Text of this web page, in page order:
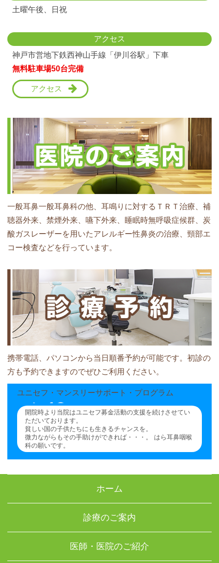
土曜午後、日祝
アクセス
神戸市営地下鉄西神山手線「伊川谷駅」下車
無料駐車場50台完備
アクセス
一般耳鼻一般耳鼻科の他、耳鳴りに対するＴＲＴ治療、補
聴器外来、禁煙外来、嚥下外来、睡眠時無呼吸症候群、炭
酸ガスレーザーを用いたアレルギー性鼻炎の治療、頸部エ
コー検査などを行っています。
携帯電話、パソコンから当日順番予約が可能です。初診の
方も予約できますのでぜひご利用ください。
ユニセフ・マンスリーサポート・プログラム
開院時より当院はユニセフ募金活動の支援を続けさせてい
ただいております。
貧しい国の子供たちにも生きるチャンスを。
微力ながらもその手助けができれば・・・。 はら耳鼻咽喉
科の願いです。
ホーム
診療のご案内
医師・医院のご紹介